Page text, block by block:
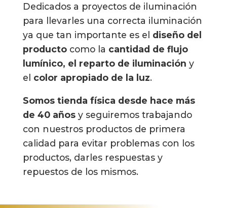
Dedicados a proyectos de iluminación
para llevarles una correcta iluminación
ya que tan importante es el diseño del
productocomo la cantidad de flujo
lumínico, el reparto de iluminación y
el color apropiado de la luz.
Somos tienda física desde hace más
de 40 añosy seguiremos trabajando
con nuestros productos de primera
calidad para evitar problemas con los
productos, darles respuestas y
repuestos de los mismos.